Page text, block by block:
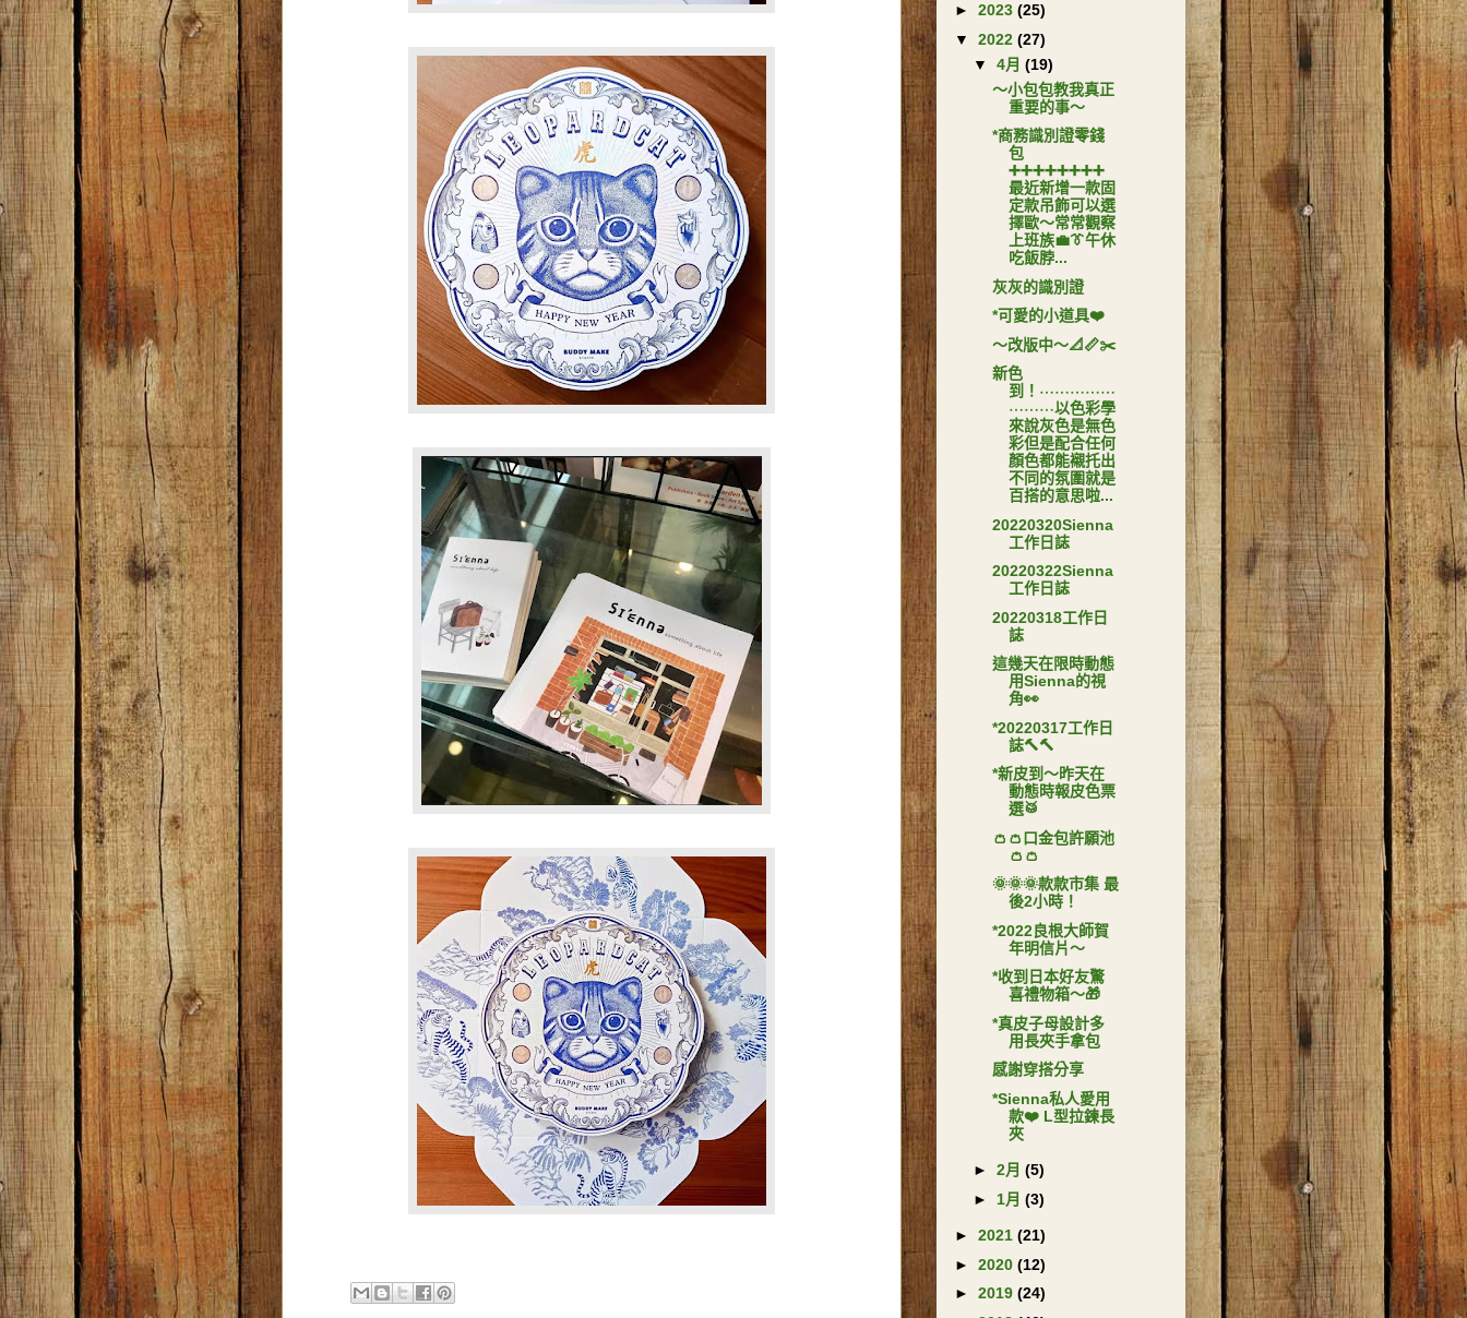
► 2023 (25)
▼ 2022 (27)
▼ 4月 (19)
～小包包教我真正
重要的事～
*商務識別證零錢
包
➕➕➕➕➕➕➕➕
最近新增一款固
定款吊飾可以選
擇歐～常常觀察
上班族💼👔午休
吃飯脖...
灰灰的識別證
*可愛的小道具❤️
～改版中～📐📏✂️
新色
到！⋯⋯⋯⋯⋯
⋯⋯⋯以色彩學
來說灰色是無色
彩但是配合任何
顏色都能襯托出
不同的氛圍就是
百搭的意思啦...
20220320Sienna
工作日誌
20220322Sienna
工作日誌
20220318工作日
誌
這幾天在限時動態
用Sienna的視
角👀
*20220317工作日
誌🔨🔨
*新皮到～昨天在
動態時報皮色票
選🥁
👛👛口金包許願池
👛👛
🌞🌞🌞款款市集 最
後2小時！
*2022良根大師賀
年明信片～
*收到日本好友驚
喜禮物箱～🎁
*真皮子母設計多
用長夾手拿包
感謝穿搭分享
*Sienna私人愛用
款❤️ L型拉鍊長
夾
► 2月 (5)
► 1月 (3)
► 2021 (21)
► 2020 (12)
► 2019 (24)